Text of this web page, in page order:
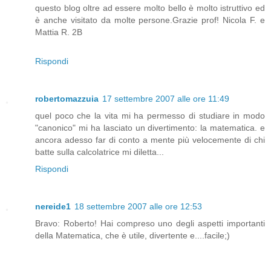
questo blog oltre ad essere molto bello è molto istruttivo ed
è anche visitato da molte persone.Grazie prof! Nicola F. e
Mattia R. 2B
Rispondi
robertomazzuia 17 settembre 2007 alle ore 11:49
quel poco che la vita mi ha permesso di studiare in modo
"canonico" mi ha lasciato un divertimento: la matematica. e
ancora adesso far di conto a mente più velocemente di chi
batte sulla calcolatrice mi diletta...
Rispondi
nereide1 18 settembre 2007 alle ore 12:53
Bravo: Roberto! Hai compreso uno degli aspetti importanti
della Matematica, che è utile, divertente e....facile;)